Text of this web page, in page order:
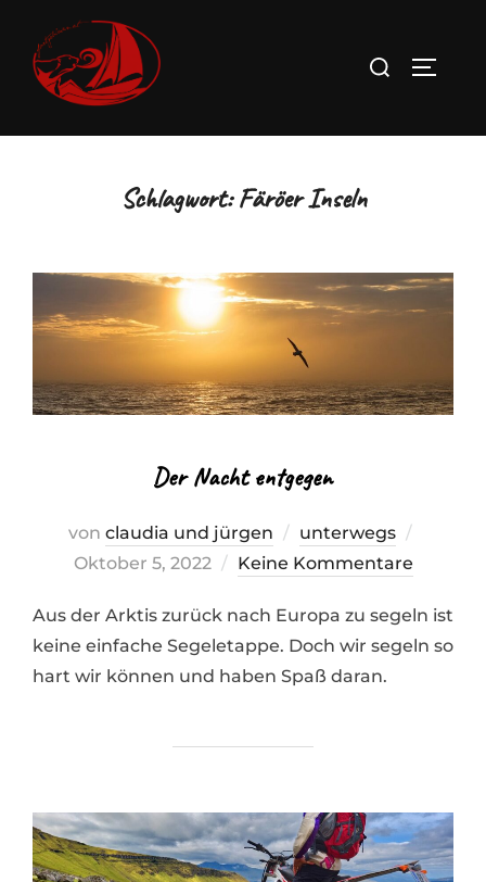
Inhalt
springen
Suchen
Schlagwort:Färöer Inseln
Der Nacht entgegen
von claudia und jürgen unterwegs
Oktober 5, 2022 Keine Kommentare
Aus der Arktis zurück nach Europa zu segeln ist
keine einfache Segeletappe. Doch wir segeln so
hart wir können und haben Spaß daran.